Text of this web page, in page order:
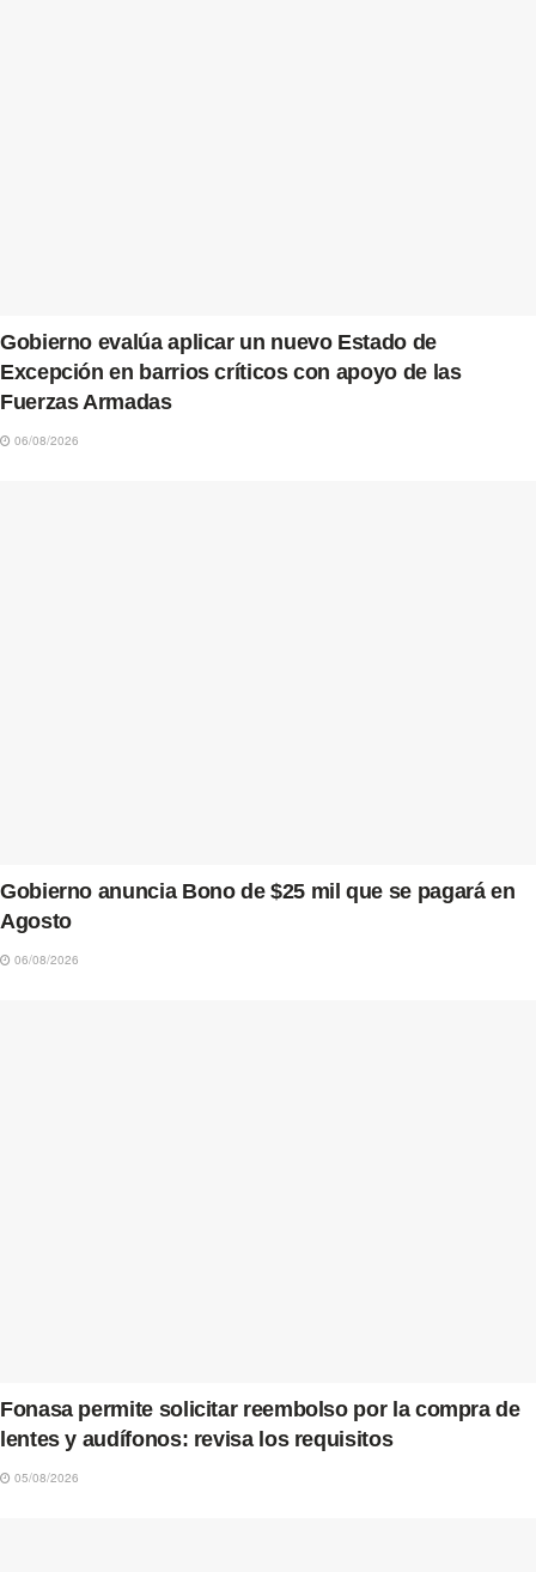
Gobierno evalúa aplicar un nuevo Estado de
Excepción en barrios críticos con apoyo de las
Fuerzas Armadas
06/08/2026
Gobierno anuncia Bono de $25 mil que se pagará en
Agosto
06/08/2026
Fonasa permite solicitar reembolso por la compra de
lentes y audífonos: revisa los requisitos
05/08/2026